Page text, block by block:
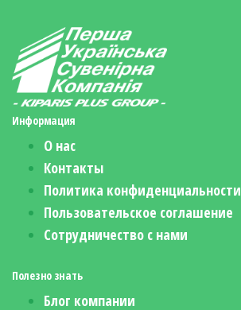
Информация
О нас
Контакты
Политика конфиденциальности
Пользовательское соглашение
Сотрудничество с нами
Полезно знать
Блог компании